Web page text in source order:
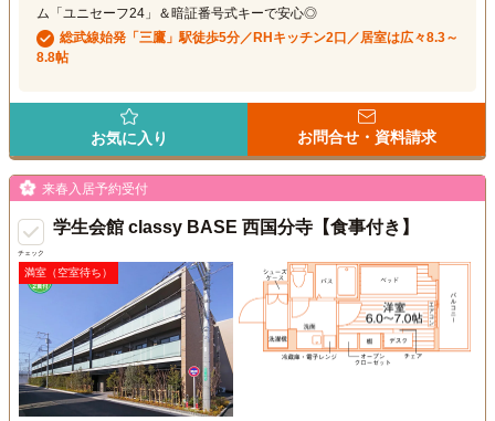
ム「ユニセーフ24」＆暗証番号式キーで安心◎
総武線始発「三鷹」駅徒歩5分／RHキッチン2口／居室は広々8.3～
8.8帖
お気に入り お問合せ・資料請求
チェック
来春入居予約受付
学生会館 classy BASE 西国分寺【食事付き】
満室（空室待ち）